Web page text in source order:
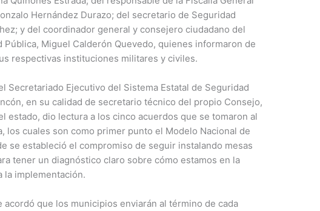
Hernández Durazo; del secretario de Seguridad
y del coordinador general y consejero ciudadano del
Pública, Miguel Calderón Quevedo, quienes informaron de
respectivas instituciones militares y civiles.
Secretariado Ejecutivo del Sistema Estatal de Seguridad
en su calidad de secretario técnico del propio Consejo,
estado, dio lectura a los cinco acuerdos que se tomaron al
los cuales son como primer punto el Modelo Nacional de
se estableció el compromiso de seguir instalando mesas
tener un diagnóstico claro sobre cómo estamos en la
la implementación.
acordó que los municipios enviarán al término de cada